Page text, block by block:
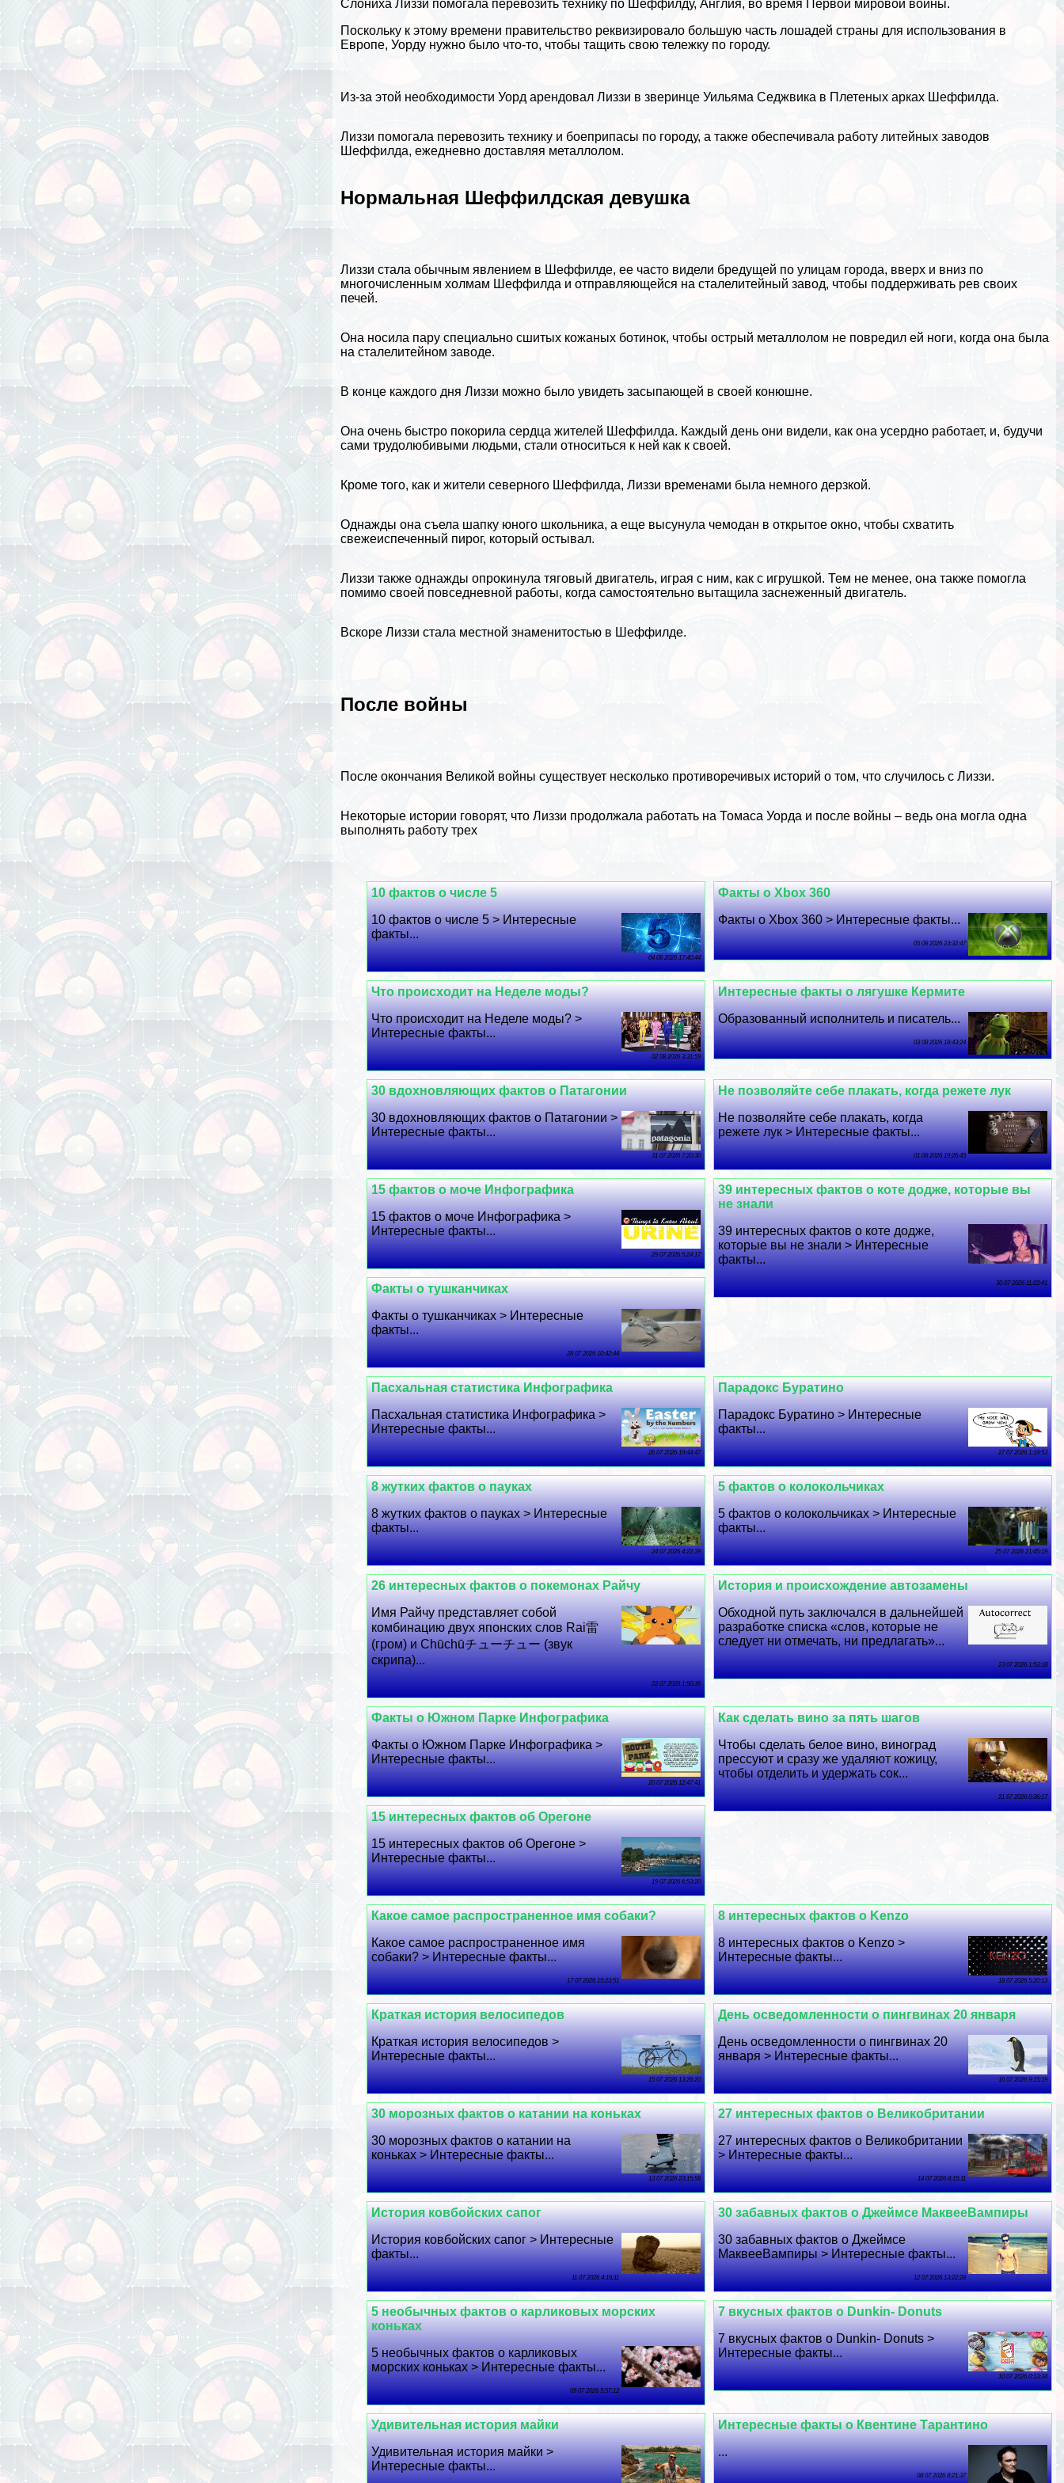
Слониха Лиззи помогала перевозить технику по Шеффилду, Англия, во время Первой мировой войны.
Поскольку к этому времени правительство реквизировало большую часть лошадей страны для использования в
Европе, Уорду нужно было что-то, чтобы тащить свою тележку по городу.
Из-за этой необходимости Уорд арендовал Лиззи в зверинце Уильяма Седжвика в Плетеных арках Шеффилда.
Лиззи помогала перевозить технику и боеприпасы по городу, а также обеспечивала работу литейных заводов
Шеффилда, ежедневно доставляя металлолом.
Нормальная Шеффилдская дeвyшка
Лиззи стала обычным явлением в Шеффилде, ее часто видели бредущей по улицам города, вверх и вниз по
многочисленным холмам Шеффилда и отправляющейся на сталелитейный завод, чтобы поддерживать рев своих
печей.
Она носила пару специально сшитых кожаных ботинок, чтобы острый металлолом не повредил ей ноги, когда она была
на сталелитейном заводе.
В конце каждого дня Лиззи можно было увидеть засыпающей в своей конюшне.
Она очень быстро покорила сердца жителей Шеффилда. Каждый день они видели, как она усердно работает, и, будучи
сами трудолюбивыми людьми, стали относиться к ней как к своей.
Кроме того, как и жители северного Шеффилда, Лиззи временами была немного дерзкой.
Однажды она съела шапку юного школьника, а еще высунула чемодан в открытое окно, чтобы схватить
свежеиспеченный пирог, который остывал.
Лиззи также однажды опрокинула тяговый двигатель, играя с ним, как с игрушкой. Тем не менее, она также помогла
помимо своей повседневной работы, когда самостоятельно вытащила заснеженный двигатель.
Вскоре Лиззи стала местной знаменитостью в Шеффилде.
После войны
После окончания Великой войны существует несколько противоречивых историй о том, что случилось с Лиззи.
Некоторые истории говорят, что Лиззи продолжала работать на Томаса Уорда и после войны – ведь она могла одна
выполнять работу трех
Факты о Xbox 360
Факты о Xbox 360 > Интересные факты...
05 08 2026 23:32:47
10 фактов о числе 5
10 фактов о числе 5 > Интересные
факты...
04 08 2026 17:40:44
Интересные факты о лягушке Кермите
Образованный исполнитель и писатель...
03 08 2026 18:43:24
Что происходит на Неделе моды?
Что происходит на Неделе моды? >
Интересные факты...
02 08 2026 3:31:59
Не позволяйте себе плакать, когда режете лук
Не позволяйте себе плакать, когда
режете лук > Интересные факты...
01 08 2026 19:26:45
30 вдохновляющих фактов о Патагонии
30 вдохновляющих фактов о Патагонии >
Интересные факты...
31 07 2026 7:20:30
39 интересных фактов о коте додже, которые вы
не знали
39 интересных фактов о коте додже,
которые вы не знали > Интересные
факты...
30 07 2026 11:22:41
15 фактов о моче Инфографика
15 фактов о моче Инфографика >
Интересные факты...
29 07 2026 5:24:17
Факты о тушканчиках
Факты о тушканчиках > Интересные
факты...
28 07 2026 10:42:44
Парадокс Буратино
Парадокс Буратино > Интересные
факты...
27 07 2026 1:19:53
Пасхальная статистика Инфографика
Пасхальная статистика Инфографика >
Интересные факты...
26 07 2026 19:44:47
5 фактов о колокольчиках
5 фактов о колокольчиках > Интересные
факты...
25 07 2026 21:45:19
8 жутких фактов о пауках
8 жутких фактов о пауках > Интересные
факты...
24 07 2026 4:22:39
История и происхождение автозамены
Обходной путь заключался в дальнейшей
разработке списка «слов, которые не
следует ни отмечать, ни предлагать»...
23 07 2026 1:53:18
26 интересных фактов о покемонах Райчу
Имя Райчу представляет собой
комбинацию двух японских слов Rai雷
(гром) и Chūchūチューチュー (звук
скрипа)...
22 07 2026 1:50:36
Как сделать вино за пять шагов
Чтобы сделать белое вино, виноград
прессуют и сразу же удаляют кожицу,
чтобы отделить и удержать сок...
21 07 2026 0:36:17
Факты о Южном Парке Инфографика
Факты о Южном Парке Инфографика >
Интересные факты...
20 07 2026 12:47:41
15 интересных фактов об Орегоне
15 интересных фактов об Орегоне >
Интересные факты...
19 07 2026 6:53:20
8 интересных фактов о Kenzo
8 интересных фактов о Kenzo >
Интересные факты...
18 07 2026 5:20:13
Какое самое распространенное имя собаки?
Какое самое распространенное имя
собаки? > Интересные факты...
17 07 2026 15:23:51
День осведомленности о пингвинах 20 января
День осведомленности о пингвинах 20
января > Интересные факты...
16 07 2026 9:15:19
Краткая история велосипедов
Краткая история велосипедов >
Интересные факты...
15 07 2026 13:26:20
27 интересных фактов о Великобритании
27 интересных фактов о Великобритании
> Интересные факты...
14 07 2026 8:15:11
30 морозных фактов о катании на коньках
30 морозных фактов о катании на
коньках > Интересные факты...
13 07 2026 23:15:58
30 забавных фактов о Джеймсе МаквееВампиры
30 забавных фактов о Джеймсе
МаквееВампиры > Интересные факты...
12 07 2026 13:22:28
История ковбойских сапог
История ковбойских сапог > Интересные
факты...
11 07 2026 4:16:11
7 вкусных фактов о Dunkin- Donuts
7 вкусных фактов о Dunkin- Donuts >
Интересные факты...
10 07 2026 0:13:34
5 необычных фактов о карликовых морских
коньках
5 необычных фактов о карликовых
морских коньках > Интересные факты...
09 07 2026 5:57:12
Интересные факты о Квентине Тарантино
...
08 07 2026 8:21:37
Удивительная история майки
Удивительная история майки >
Интересные факты...